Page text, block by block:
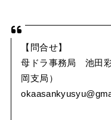
【問合せ】
母ドラ事務局 池田
岡支局）